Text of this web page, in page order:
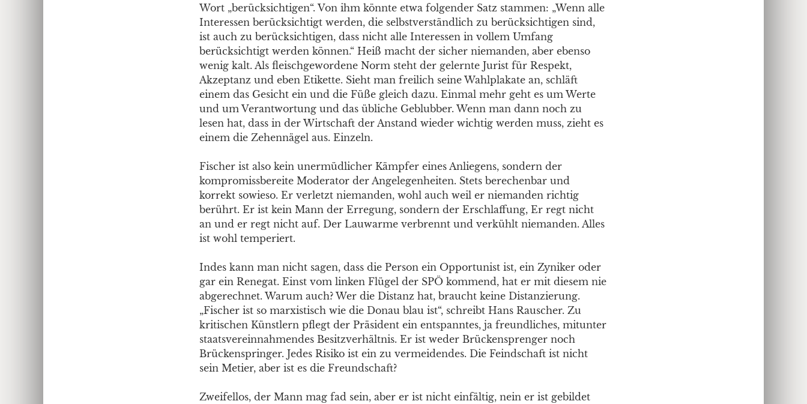
Wort „berücksichtigen“. Von ihm könnte etwa folgender Satz stammen: „Wenn alle
Interessen berücksichtigt werden, die selbstverständlich zu berücksichtigen sind,
ist auch zu berücksichtigen, dass nicht alle Interessen in vollem Umfang
berücksichtigt werden können.“ Heiß macht der sicher niemanden, aber ebenso
wenig kalt. Als fleischgewordene Norm steht der gelernte Jurist für Respekt,
Akzeptanz und eben Etikette. Sieht man freilich seine Wahlplakate an, schläft
einem das Gesicht ein und die Füße gleich dazu. Einmal mehr geht es um Werte
und um Verantwortung und das übliche Geblubber. Wenn man dann noch zu
lesen hat, dass in der Wirtschaft der Anstand wieder wichtig werden muss, zieht es
einem die Zehennägel aus. Einzeln.
Fischer ist also kein unermüdlicher Kämpfer eines Anliegens, sondern der
kompromissbereite Moderator der Angelegenheiten. Stets berechenbar und
korrekt sowieso. Er verletzt niemanden, wohl auch weil er niemanden richtig
berührt. Er ist kein Mann der Erregung, sondern der Erschlaffung, Er regt nicht
an und er regt nicht auf. Der Lauwarme verbrennt und verkühlt niemanden. Alles
ist wohl temperiert.
Indes kann man nicht sagen, dass die Person ein Opportunist ist, ein Zyniker oder
gar ein Renegat. Einst vom linken Flügel der SPÖ kommend, hat er mit diesem nie
abgerechnet. Warum auch? Wer die Distanz hat, braucht keine Distanzierung.
„Fischer ist so marxistisch wie die Donau blau ist“, schreibt Hans Rauscher. Zu
kritischen Künstlern pflegt der Präsident ein entspanntes, ja freundliches, mitunter
staatsvereinnahmendes Besitzverhältnis. Er ist weder Brückensprenger noch
Brückenspringer. Jedes Risiko ist ein zu vermeidendes. Die Feindschaft ist nicht
sein Metier, aber ist es die Freundschaft?
Zweifellos, der Mann mag fad sein, aber er ist nicht einfältig, nein er ist gebildet